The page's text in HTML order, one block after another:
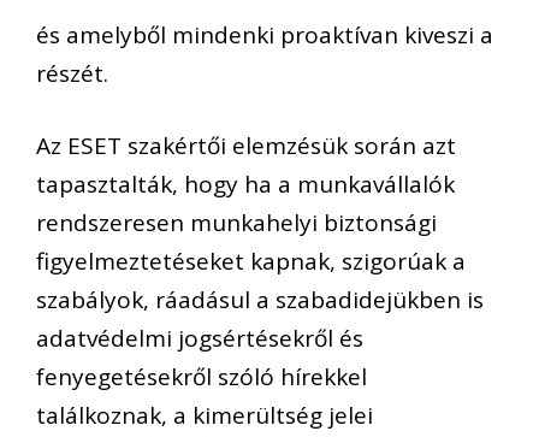
és amelyből mindenki proaktívan kiveszi a
részét.
Az ESET szakértői elemzésük során azt
tapasztalták, hogy ha a munkavállalók
rendszeresen munkahelyi biztonsági
figyelmeztetéseket kapnak, szigorúak a
szabályok, ráadásul a szabadidejükben is
adatvédelmi jogsértésekről és
fenyegetésekről szóló hírekkel
találkoznak, a kimerültség jelei